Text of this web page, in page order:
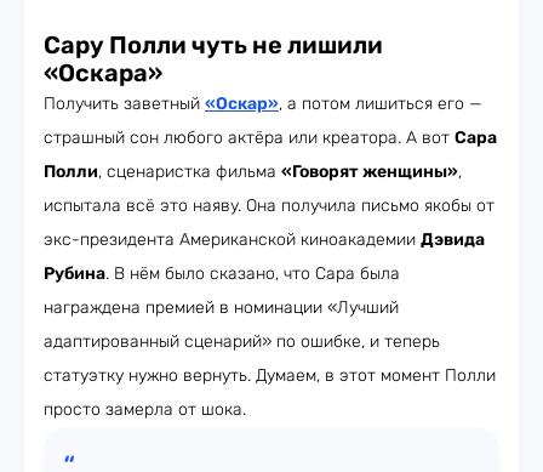
Сару Полли чуть не лишили
«Оскара»
Получить заветный «Оскар», а потом лишиться его —
страшный сон любого актёра или креатора. А вот Сара
Полли, сценаристка фильма «Говорят женщины»,
испытала всё это наяву. Она получила письмо якобы от
экс-президента Американской киноакадемии Дэвида
Рубина. В нём было сказано, что Сара была
награждена премией в номинации «Лучший
адаптированный сценарий» по ошибке, и теперь
статуэтку нужно вернуть. Думаем, в этот момент Полли
просто замерла от шока.